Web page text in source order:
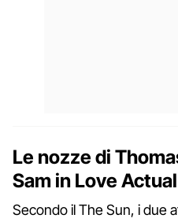
Le nozze di
Sam in Love
Secondo il The Sun, i due